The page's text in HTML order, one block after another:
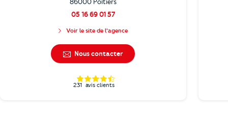
86000 Poitiers
05 16 69 01 57
Voir le site de l'agence
Nous contacter
231 avis clients